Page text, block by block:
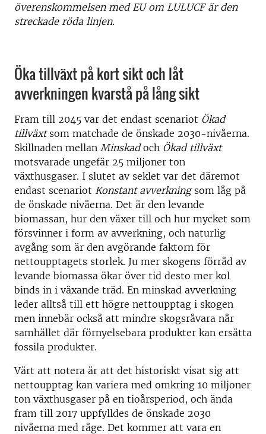
överenskommelsen med EU om LULUCF är den
streckade röda linjen.
Öka tillväxt på kort sikt och låt
avverkningen kvarstå på lång sikt
Fram till 2045 var det endast scenariot Ökad
tillväxtsom matchade de önskade 2030-nivåerna.
Skillnaden mellan Minskadoch Ökad tillväxt
motsvarade ungefär 25 miljoner ton
växthusgaser. I slutet av seklet var det däremot
endast scenariot Konstant avverkningsom låg på
de önskade nivåerna. Det är den levande
biomassan, hur den växer till och hur mycket som
försvinner i form av avverkning, och naturlig
avgång som är den avgörande faktorn för
nettoupptagets storlek. Ju mer skogens förråd av
levande biomassa ökar över tid desto mer kol
binds in i växande träd. En minskad avverkning
leder alltså till ett högre nettoupptag i skogen
men innebär också att mindre skogsråvara når
samhället där förnyelsebara produkter kan ersätta
fossila produkter.
Värt att notera är att det historiskt visat sig att
nettoupptag kan variera med omkring 10 miljoner
ton växthusgaser på en tioårsperiod, och ända
fram till 2017 uppfylldes de önskade 2030
nivåerna med råge. Det kommer att vara en